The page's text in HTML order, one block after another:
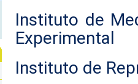
Instituto de
Experimental
Instituto de